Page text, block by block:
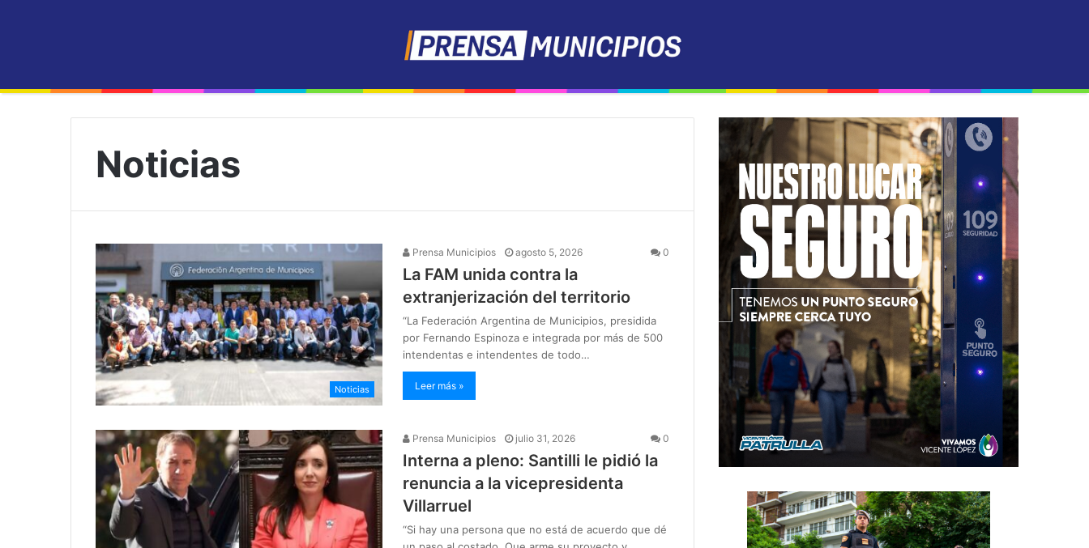
Noticias
Noticias
Prensa Municipios agosto 5, 2026 0
La FAM unida contra la
extranjerización del territorio
“La Federación Argentina de Municipios, presidida
por Fernando Espinoza e integrada por más de 500
intendentas e intendentes de todo…
Leer más »
Prensa Municipios julio 31, 2026 0
Interna a pleno: Santilli le pidió la
renuncia a la vicepresidenta
Villarruel
“Si hay una persona que no está de acuerdo que dé